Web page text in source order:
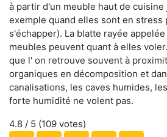
à partir d'un meuble haut de cuisine
exemple quand elles sont en stress
s'échapper). La blatte rayée
meubles peuvent quant à elles
que l' on retrouve souvent à
organiques en décomposition et
canalisations, les caves humides,
forte humidité ne volent pas.
4.8 / 5 (109 votes)